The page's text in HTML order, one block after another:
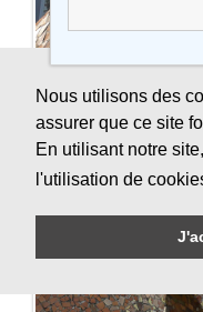
Nous utilisons des
assurer que ce site
En utilisant notre
l'utilisation de